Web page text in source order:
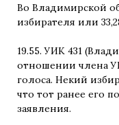
Во Владимирской
избирателя или
19.55. УИК 431
отношении члена
голоса. Некий
что тот ранее его
заявления.